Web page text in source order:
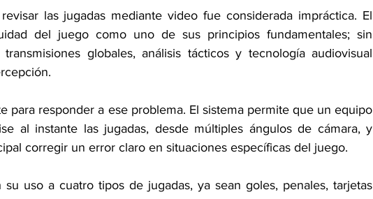
las jugadas mediante video fue considerada impráctica. El
del juego como uno de sus principios fundamentales; sin
globales, análisis tácticos y tecnología audiovisual
para responder a ese problema. El sistema permite que un equipo
al instante las jugadas, desde múltiples ángulos de cámara, y
corregir un error claro en situaciones específicas del juego.
su uso a cuatro tipos de jugadas, ya sean goles, penales, tarjetas